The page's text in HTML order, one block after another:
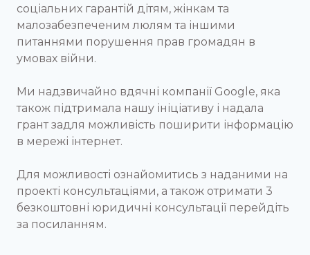
соціальних гарантій дітям, жінкам та
малозабезпеченим люлям та іншими
питаннями порушення прав громадян в
умовах війни.
Ми надзвичайно вдячні компанії Google, яка
також підтримала нашу ініціативу і надала
грант задля можливість поширити інформацію
в мережі інтернет.
Для можливості ознайомитись з наданими на
проекті консультаціями, а також отримати 3
безкоштовні юридичні консультації перейдіть
за посиланням.